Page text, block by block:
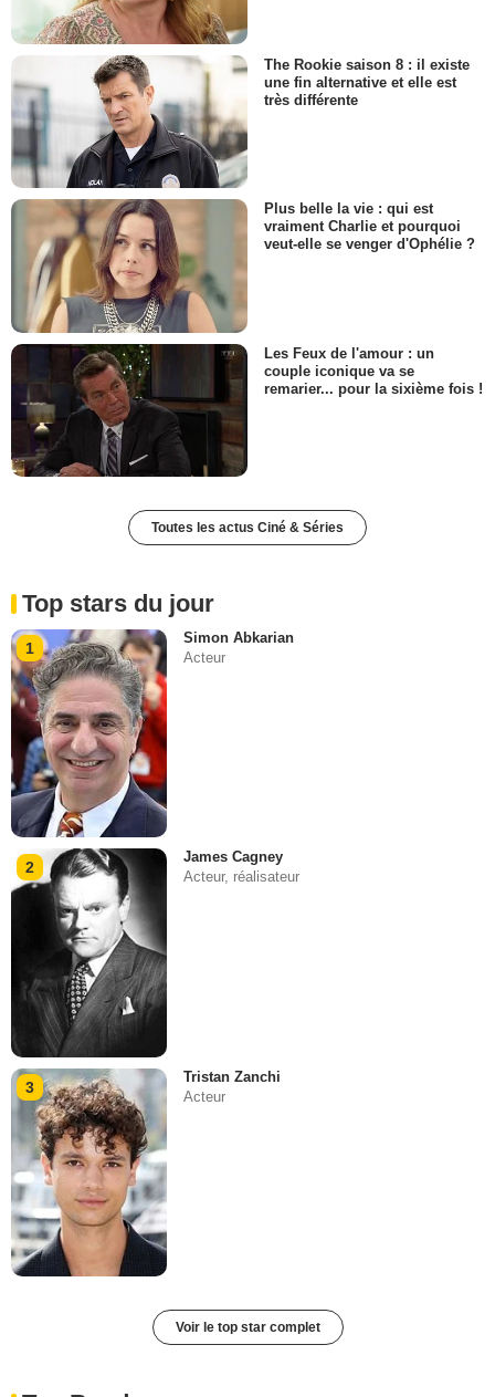
The Rookie saison 8 : il existe
une fin alternative et elle est
très différente
Plus belle la vie : qui est
vraiment Charlie et pourquoi
veut-elle se venger d'Ophélie ?
Les Feux de l'amour : un
couple iconique va se
remarier... pour la sixième fois !
Toutes les actus Ciné & Séries
Top stars du jour
1
Simon Abkarian
Acteur
2
James Cagney
Acteur, réalisateur
3
Tristan Zanchi
Acteur
Voir le top star complet